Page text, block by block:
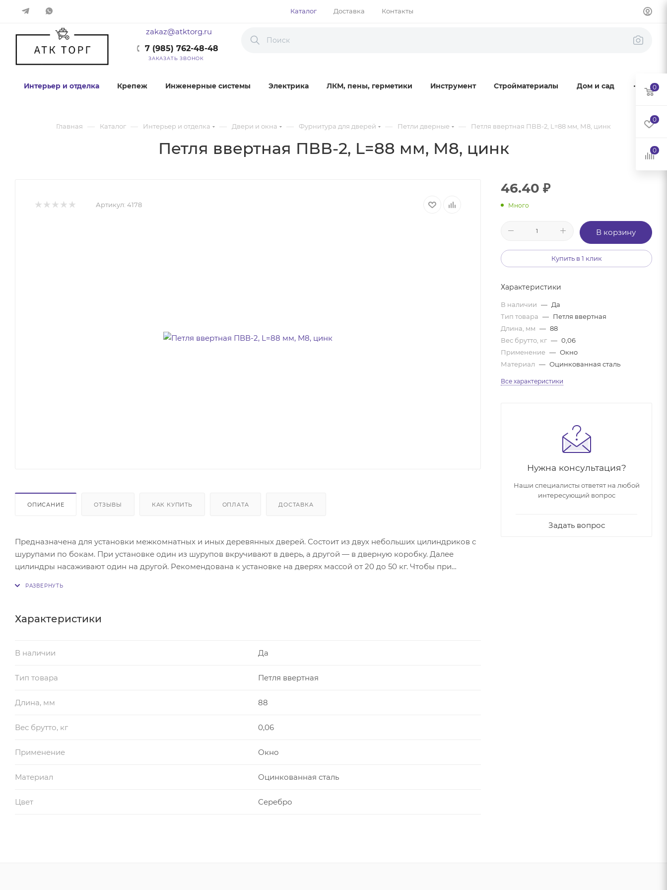
Каталог Доставка Контакты
zakaz@atktorg.ru
7 (985) 762-48-48
ЗАКАЗАТЬ ЗВОНОК
Интерьер и отделка Крепеж Инженерные системы Электрика ЛКМ, пены, герметики Инструмент Стройматериалы Дом и сад
Главная — Каталог — Интерьер и отделка — Двери и окна — Фурнитура для дверей — Петли дверные — Петля ввертная ПВВ-2, L=88 мм, М8, цинк
Петля ввертная ПВВ-2, L=88 мм, М8, цинк
Артикул: 4178
ОПИСАНИЕ ОТЗЫВЫ КАК КУПИТЬ ОПЛАТА ДОСТАВКА
Предназначена для установки межкомнатных и иных деревянных дверей. Состоит из двух небольших цилиндриков с
шурупами по бокам. При установке один из шурупов вкручивают в дверь, а другой — в дверную коробку. Далее
цилиндры насаживают один на другой. Рекомендована к установке на дверях массой от 20 до 50 кг. Чтобы при
Характеристики
В наличии Да
Тип товара Петля ввертная
Длина, мм 88
Вес брутто, кг 0,06
Применение Окно
Материал Оцинкованная сталь
Цвет Серебро
46.40 ₽
Много
В корзину
Купить в 1 клик
Характеристики
В наличии — Да
Тип товара — Петля ввертная
Длина, мм — 88
Вес брутто, кг — 0,06
Применение — Окно
Материал — Оцинкованная сталь
Все характеристики
Нужна консультация?
Наши специалисты ответят на любой
интересующий вопрос
Задать вопрос
0
0
0